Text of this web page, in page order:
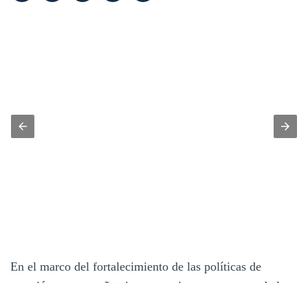
En el marco del fortalecimiento de las políticas de